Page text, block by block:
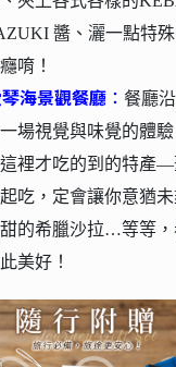
醬、灑一點特
唷！
海景觀餐廳： 餐廳
場視覺與味覺的體
裡才吃的到的特產—
吃，定會讓你意猶
的希臘沙拉…等等
美好！